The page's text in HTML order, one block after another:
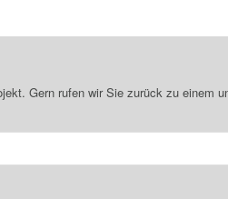
Gern rufen wir Sie zurück zu einem